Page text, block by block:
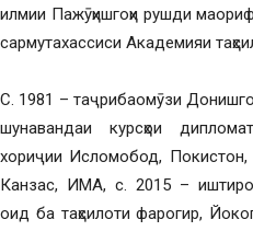
илмии Пажӯҳишгоҳи рушди
сармутахассиси Академияи
С. 1981 – таҷрибаомӯзи
шунавандаи курсҳои
хориҷии Исломобод, Покистон,
Канзас, ИМА, с. 2015 –
оид ба таҳсилоти фарогир,